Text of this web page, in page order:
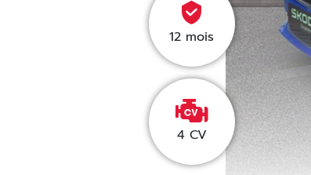
12 mois
4 CV